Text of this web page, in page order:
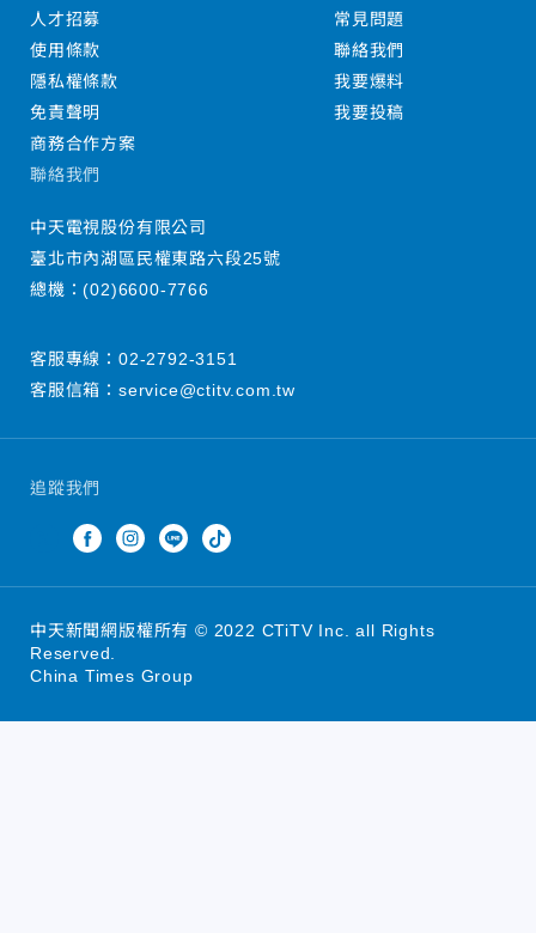
追蹤我們
人才招募
使用條款
隱私權條款
免責聲明
商務合作方案
常見問題
聯絡我們
我要爆料
我要投稿
聯絡我們
中天電視股份有限公司
臺北市內湖區民權東路六段25號
總機：(02)6600-7766
客服專線： 02-2792-3151
客服信箱： service@ctitv.com.tw
中天新聞網版權所有 © 2022 CTiTV Inc. all Rights
Reserved.
China Times Group